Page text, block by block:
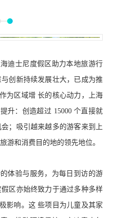
迪士尼度假区助力本地旅游行
创新持续发展壮大，已成为推
为区域增 长的核心动力，上海
升：创造超过 15000 个直接就
；吸引越来越多的游客来到上
游和消费目的地的领先地位。
体验与服务，为每日到访的游
区亦始终致力于通过多种多样
影响。这 些项目为儿童及其家